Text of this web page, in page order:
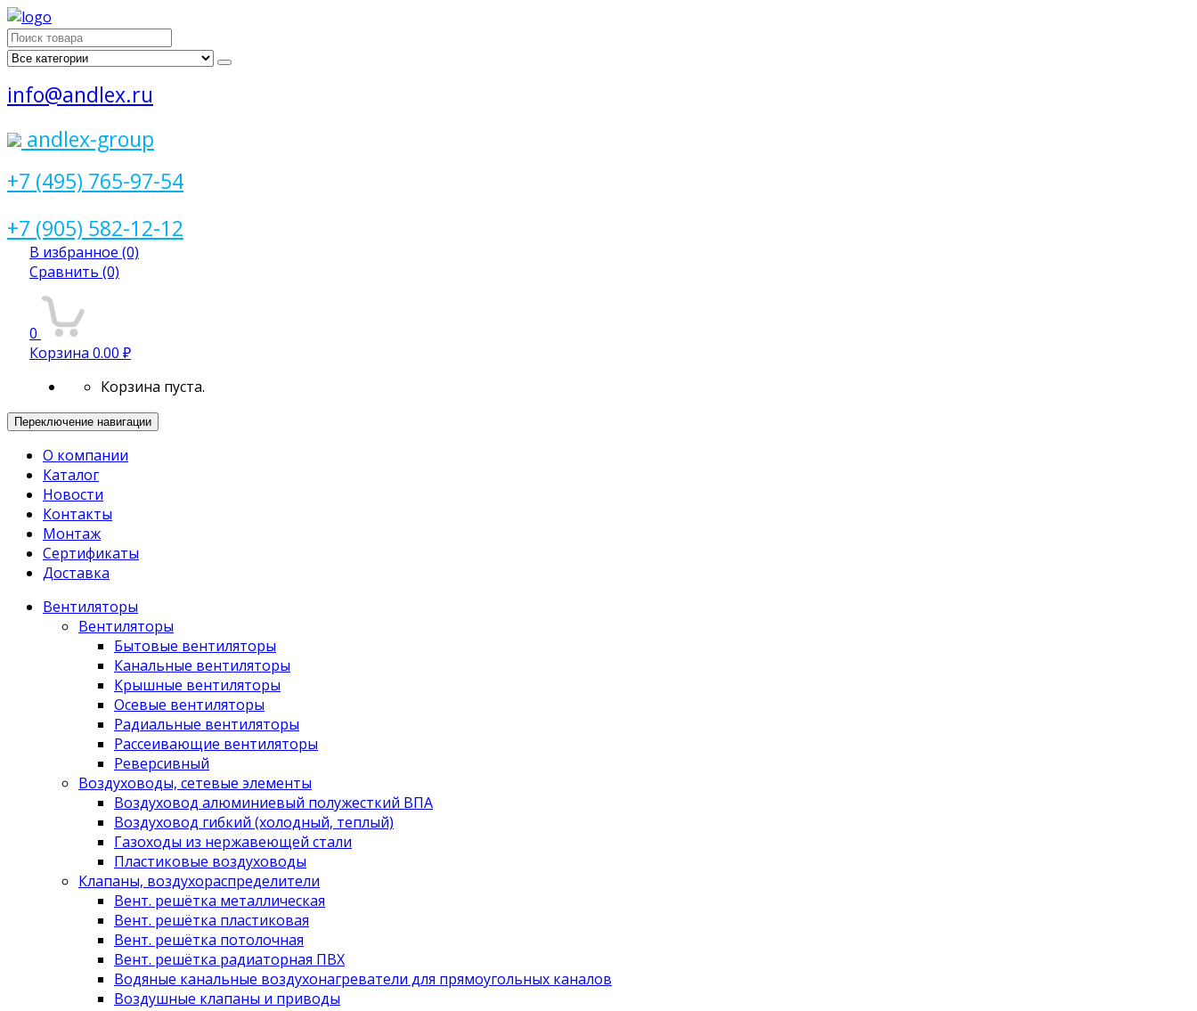
Поиск
для:
info@andlex.ru
andlex-group
+7 (495) 765-97-54
+7 (905) 582-12-12
В избранное (0)
Сравнить (0)
0
Корзина 0.00 ₽
Корзина пуста.
Переключение навигации
О компании
Каталог
Новости
Контакты
Монтаж
Сертификаты
Доставка
Вентиляторы
Вентиляторы
Бытовые вентиляторы
Канальные вентиляторы
Крышные вентиляторы
Осевые вентиляторы
Радиальные вентиляторы
Рассеивающие вентиляторы
Реверсивный
Воздуховоды, сетевые элементы
Воздуховод алюминиевый полужесткий ВПА
Воздуховод гибкий (холодный, теплый)
Газоходы из нержавеющей стали
Пластиковые воздуховоды
Клапаны, воздухораспределители
Вент. решётка металлическая
Вент. решётка пластиковая
Вент. решётка потолочная
Вент. решётка радиаторная ПВХ
Водяные канальные воздухонагреватели для прямоугольных каналов
Воздушные клапаны и приводы